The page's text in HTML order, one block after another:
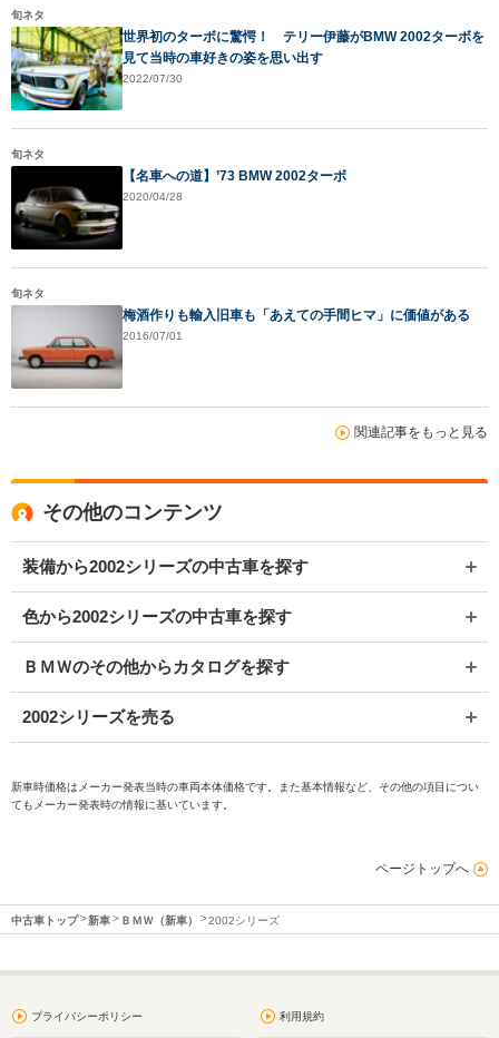
旬ネタ
世界初のターボに驚愕！ テリー伊藤がBMW 2002ターボを
見て当時の車好きの姿を思い出す
2022/07/30
旬ネタ
【名車への道】’73 BMW 2002ターボ
2020/04/28
旬ネタ
梅酒作りも輸入旧車も「あえての手間ヒマ」に価値がある
2016/07/01
関連記事をもっと見る
その他のコンテンツ
装備から2002シリーズの中古車を探す
色から2002シリーズの中古車を探す
ＢＭＷのその他からカタログを探す
2002シリーズを売る
新車時価格はメーカー発表当時の車両本体価格です。また基本情報など、その他の項目につい
てもメーカー発表時の情報に基いています。
ページトップへ
中古車トップ 新車 ＢＭＷ（新車） 2002シリーズ
プライバシーポリシー 利用規約